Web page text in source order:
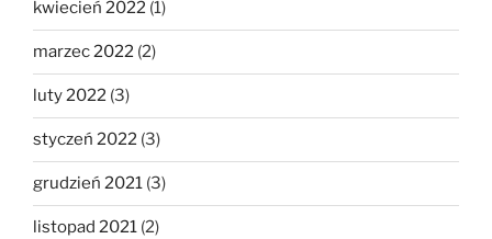
kwiecień 2022 (1)
marzec 2022 (2)
luty 2022 (3)
styczeń 2022 (3)
grudzień 2021 (3)
listopad 2021 (2)